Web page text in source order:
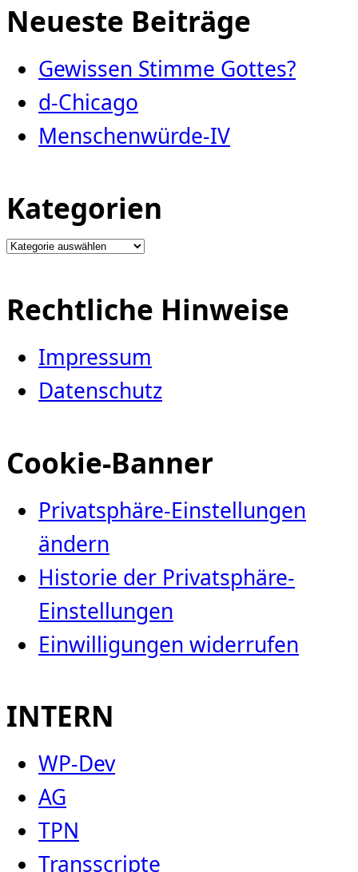
Neueste Beiträge
Gewissen Stimme Gottes?
d-Chicago
Menschenwürde-IV
Kategorien
Kategorien
Rechtliche Hinweise
Impressum
Datenschutz
Cookie-Banner
Privatsphäre-Einstellungen
ändern
Historie der Privatsphäre-
Einstellungen
Einwilligungen widerrufen
INTERN
WP-Dev
AG
TPN
Transscripte